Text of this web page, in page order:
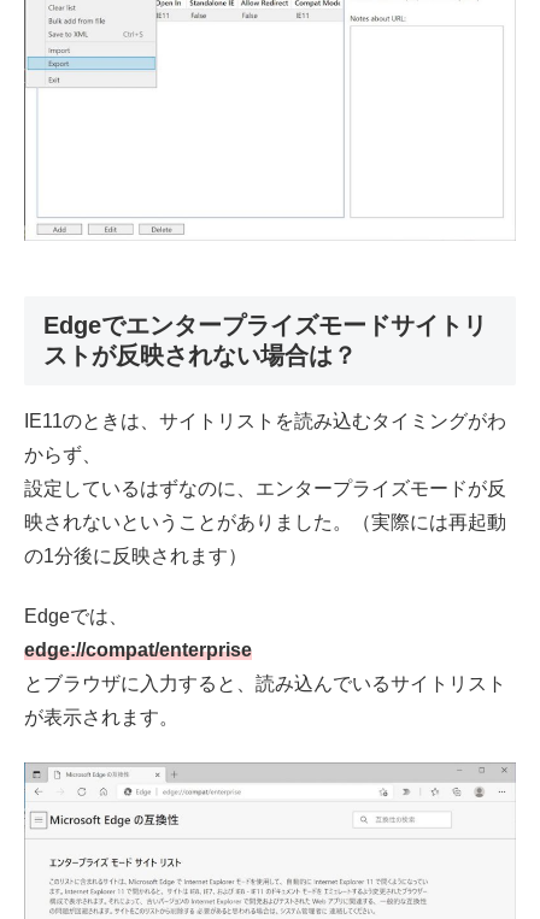
Edgeでエンタープライズモードサイトリ
ストが反映されない場合は？
IE11のときは、サイトリストを読み込むタイミングがわ
からず、
設定しているはずなのに、エンタープライズモードが反
映されないということがありました。（実際には再起動
の1分後に反映されます）
Edgeでは、
edge://compat/enterprise
とブラウザに入力すると、読み込んでいるサイトリスト
が表示されます。